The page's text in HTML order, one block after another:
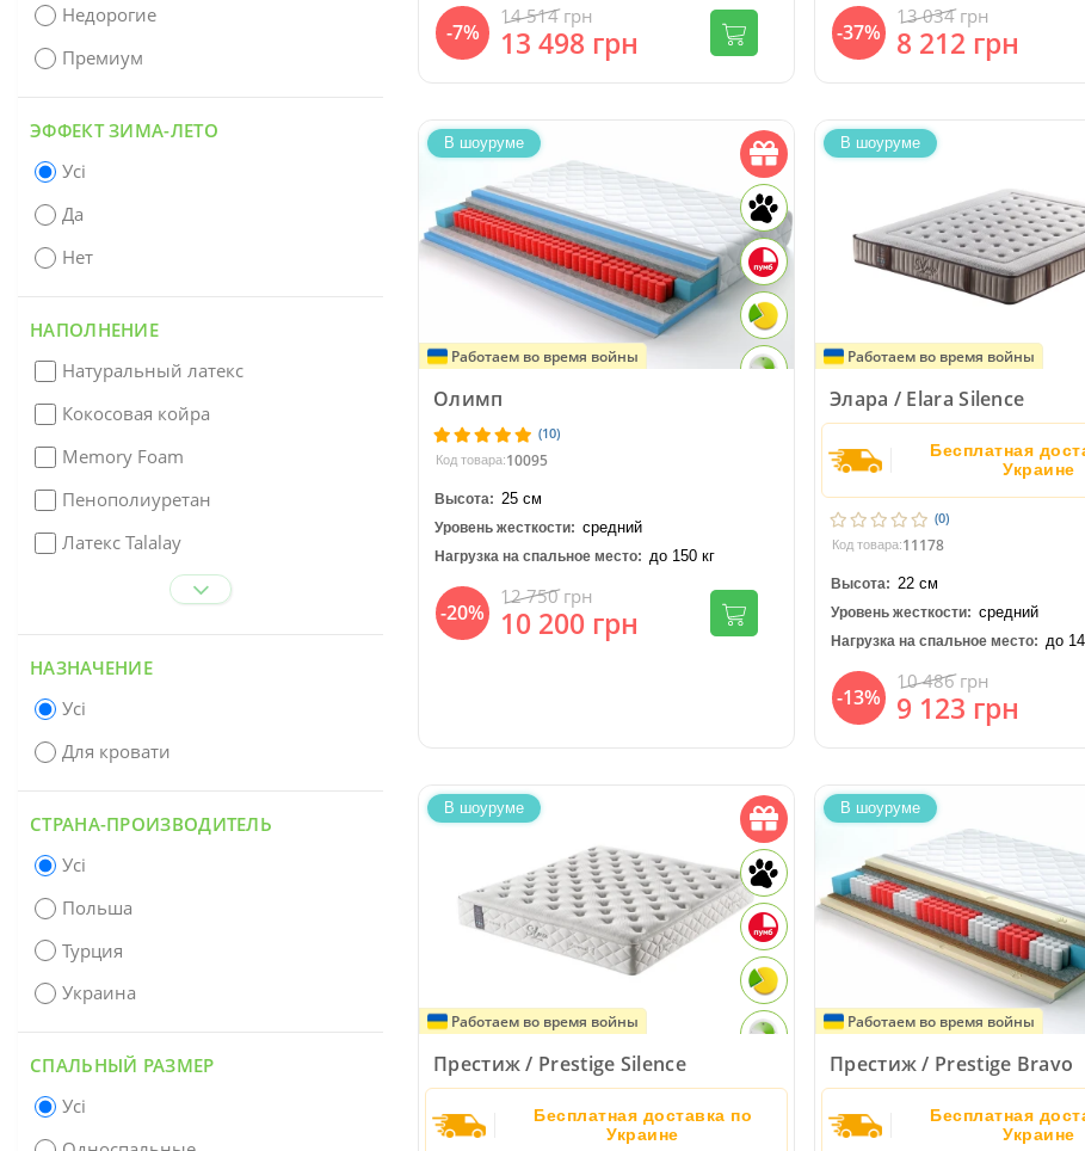
Недорогие
Премиум
ЭФФЕКТ ЗИМА-ЛЕТО
Усі
Да
Нет
НАПОЛНЕНИЕ
Натуральный латекс
Кокосовая койра
Memory Foam
Пенополиуретан
Латекс Talalay
НАЗНАЧЕНИЕ
Усі
Для кровати
СТРАНА-ПРОИЗВОДИТЕЛЬ
Усі
Польша
Турция
Украина
СПАЛЬНЫЙ РАЗМЕР
Усі
-7%
14 514 грн
13 498 грн -37%
13 034 грн
8 212 грн
В шоуруме
Работаем во время войны
Олимп
(10)
Код товара:10095
Высота: 25 см
Уровень жесткости: средний
Нагрузка на спальное место: до 150 кг
-20%
12 750 грн
10 200 грн
В шоуруме
Работаем во время войны
Элара / Elara Silence
Бесплатная
Украине
(0)
Код товара:11178
Высота: 22 см
Уровень жесткости: средний
Нагрузка на спальное место: до
-13%
10 486 грн
9 123 грн
В шоуруме
Работаем во время войны
Престиж / Prestige Silence
Бесплатная доставка по
Украине
В шоуруме
Работаем во время войны
Престиж / Prestige Bravo
Бесплатная
Украине